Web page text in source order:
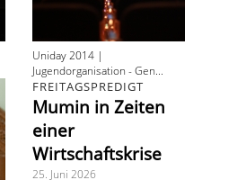
Uniday 2014 |
Jugendorganisation - Gen...
FREITAGSPREDIGT
Mumin in Zeiten
einer
Wirtschaftskrise
25. Juni 2026